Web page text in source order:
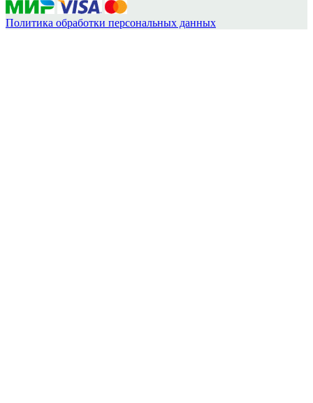
Политика обработки персональных данных